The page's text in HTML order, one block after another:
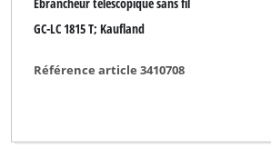
GC-LC 1815 T; Kaufland
Référence article 3410708